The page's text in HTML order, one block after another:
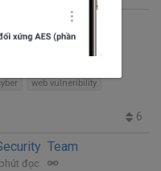
Team
đọc
web vulneribility
6
Team
đọc